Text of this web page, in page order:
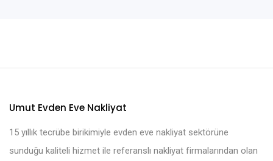
Umut Evden Eve Nakliyat
15 yıllık tecrübe birikimiyle evden eve nakliyat sektörüne
sunduğu kaliteli hizmet ile referanslı nakliyat firmalarından olan